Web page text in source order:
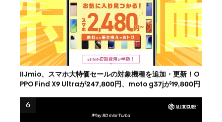
IIJmio、スマホ大特価セールの対象機種を追加・更新！O
PPO Find X9 Ultraが247,800円、moto g37jが19,800円